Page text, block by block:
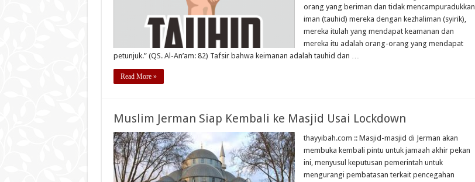
orang yang beriman dan tidak mencampuradukkan
iman (tauhid) mereka dengan kezhaliman (syirik),
mereka itulah yang mendapat keamanan dan
mereka itu adalah orang-orang yang mendapat
petunjuk.” (QS. Al-An’am: 82) Tafsir bahwa keimanan adalah tauhid dan …
Read More »
Muslim Jerman Siap Kembali ke Masjid Usai Lockdown
thayyibah.com :: Masjid-masjid di Jerman akan
membuka kembali pintu untuk jamaah akhir pekan
ini, menyusul keputusan pemerintah untuk
mengurangi pembatasan terkait pencegahan